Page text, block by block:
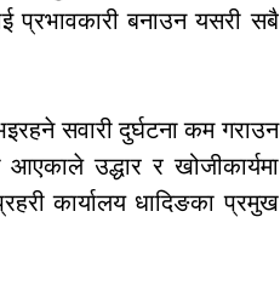
प्रभावकारी बनाउन यसरी सबै
सवारी दुर्घटना कम गराउन
उद्धार र खोजीकार्यमा
कार्यालय धादिङका प्रमुख